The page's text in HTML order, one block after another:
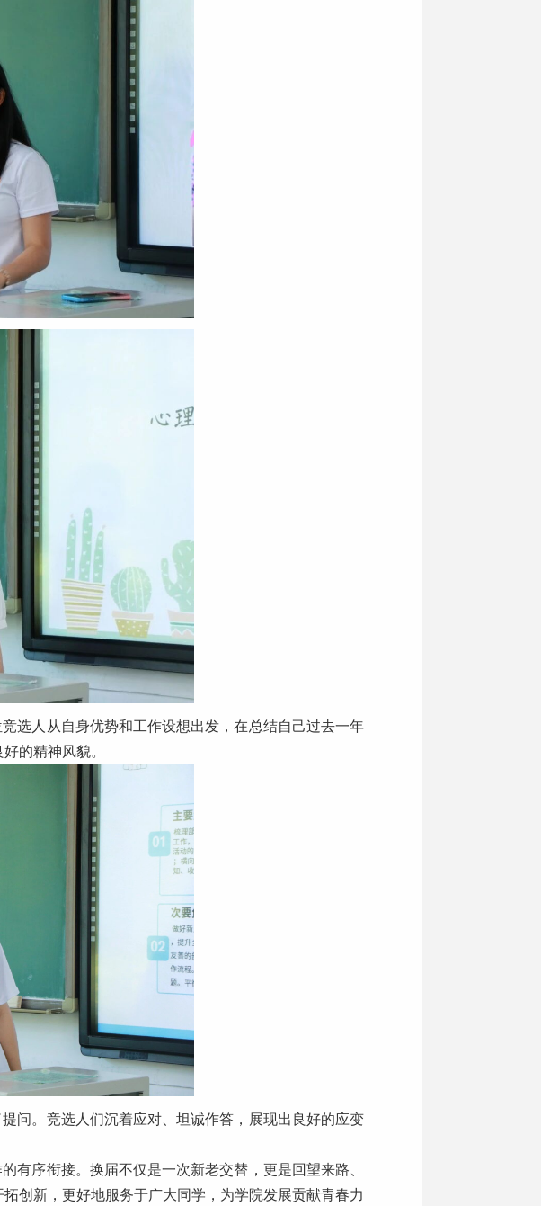
选人从自身优势和工作设想出发，在总结自己过去一年
的精神风貌。
问。竞选人们沉着应对、坦诚作答，展现出良好的应变
有序衔接。换届不仅是一次新老交替，更是回望来路、
创新，更好地服务于广大同学，为学院发展贡献青春力